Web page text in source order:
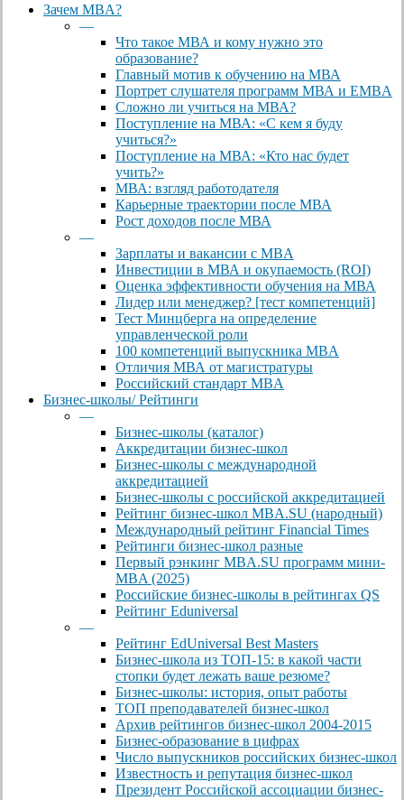
Close
Зачем MBA?
—
Что такое МВА и кому нужно это
образование?
Главный мотив к обучению на МВА
Портрет слушателя программ МВА и EMBA
Сложно ли учиться на МВА?
Поступление на МВА: «С кем я буду
учиться?»
Поступление на МВА: «Кто нас будет
учить?»
МВА: взгляд работодателя
Карьерные траектории после МВА
Рост доходов после МВА
—
Зарплаты и вакансии с MBA
Инвестиции в МВА и окупаемость (ROI)
Оценка эффективности обучения на МВА
Лидер или менеджер? [тест компетенций]
Тест Минцберга на определение
управленческой роли
100 компетенций выпускника MBA
Отличия МВА от магистратуры
Российский стандарт MBA
Бизнес-школы/ Рейтинги
—
Бизнес-школы (каталог)
Аккредитации бизнес-школ
Бизнес-школы с международной
аккредитацией
Бизнес-школы с российской аккредитацией
Рейтинг бизнес-школ MBA.SU (народный)
Международный рейтинг Financial Times
Рейтинги бизнес-школ разные
Первый рэнкинг MBA.SU программ мини-
MBA (2025)
Российские бизнес-школы в рейтингах QS
Рейтинг Eduniversal
—
Рейтинг EdUniversal Best Masters
Бизнес-школа из ТОП-15: в какой части
стопки будет лежать ваше резюме?
Бизнес-школы: история, опыт работы
ТОП преподавателей бизнес-школ
Архив рейтингов бизнес-школ 2004-2015
Бизнес-образование в цифрах
Число выпускников российских бизнес-школ
Известность и репутация бизнес-школ
Президент Российской ассоциации бизнес-